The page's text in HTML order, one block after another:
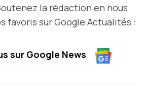
la rédaction en nous
favoris sur Google Actualités :
sur Google News